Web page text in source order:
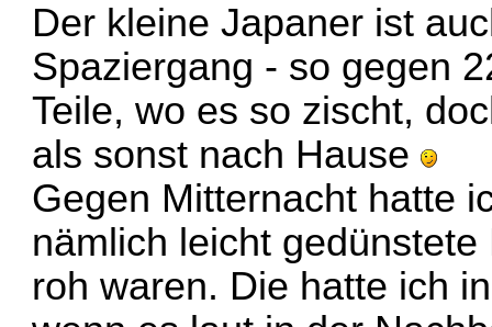
Der kleine Japaner ist
Spaziergang - so gegen
Teile, wo es so zischt,
als sonst nach Hause
Gegen Mitternacht hatte
nämlich leicht
roh waren. Die hatte ich